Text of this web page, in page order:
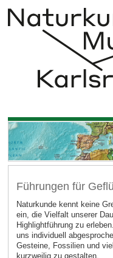
Führungen für
Naturkunde kennt keine
ein, die Vielfalt unserer
Highlightführung zu
uns individuell
Gesteine, Fossilien und
kurzweilig zu gestalten.